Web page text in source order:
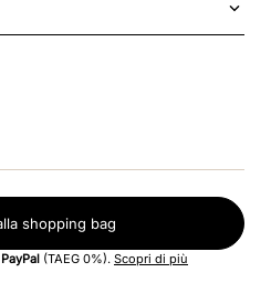
shopping bag
PayPal (TAEG 0%). Scopri di più